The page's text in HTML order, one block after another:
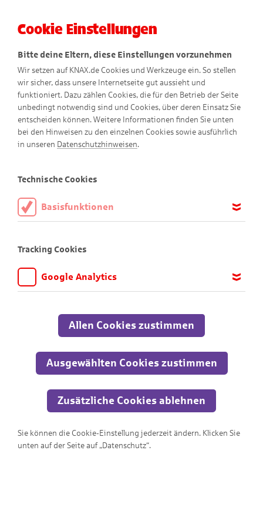
Spielen
KNAXiger Spiel-Spaß!
Wo ist der Ausgang?!?
Cookie Einstellungen
Bitte deine Eltern, diese Einstellungen vorzunehmen
Wir setzen auf KNAX.de Cookies und Werkzeuge ein. So stellen
wir sicher, dass unsere Internetseite gut aussieht und
funktioniert. Dazu zählen Cookies, die für den Betrieb der Seite
unbedingt notwendig sind und Cookies, über deren Einsatz Sie
entscheiden können. Weitere Informationen finden Sie unten
bei den Hinweisen zu den einzelnen Cookies sowie ausführlich
in unseren Datenschutzhinweisen.
Technische Cookies
Basisfunktionen
aktiviert sein.
Tracking Cookies
Google Analytics
anpassen und verbessern können. Aus diesem Grund nutzen wir
Google Analytics. Dieses Werkzeug erfasst die Seitenaufrufe zu
Übertragung anonymisiert.
Allen Cookies zustimmen
Ausgewählten Cookies zustimmen
Zusätzliche Cookies ablehnen
Sie können die Cookie-Einstellung jederzeit ändern. Klicken Sie
unten auf der Seite auf „Datenschutz“.